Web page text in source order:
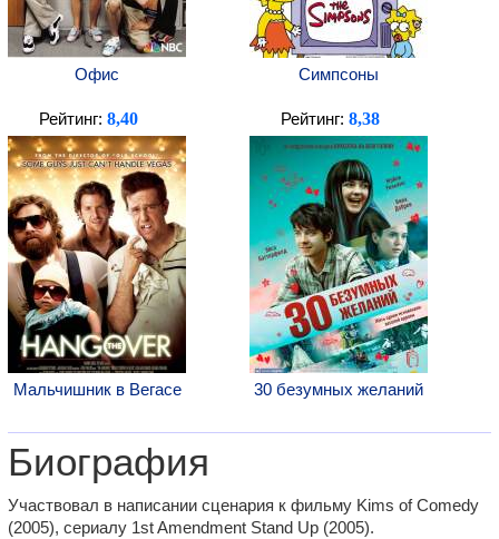
Офис Симпсоны
Рейтинг: 8,40
Мальчишник в Вегасе
Рейтинг: 8,38
30 безумных желаний
Биография
Участвовал в написании сценария к фильму Kims of Comedy
(2005), сериалу 1st Amendment Stand Up (2005).